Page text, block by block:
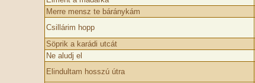
Merre mensz te báránykám
Csillárim hopp
Söprik a karádi utcát
Ne aludj el
Elindultam hosszú útra